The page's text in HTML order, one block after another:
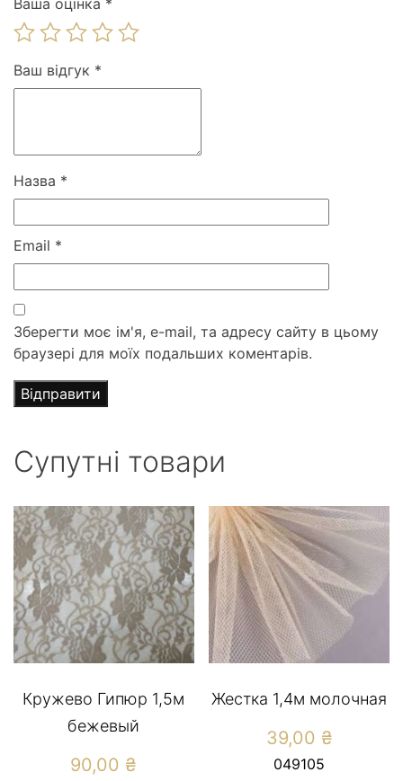
Ваша оцінка *
Ваш відгук *
Назва *
Email *
Зберегти моє ім'я, e-mail, та адресу сайту в цьому
браузері для моїх подальших коментарів.
Супутні товари
Кружево Гипюр 1,5м
бежевый
90,00 ₴
Жестка 1,4м молочная
39,00 ₴
049105